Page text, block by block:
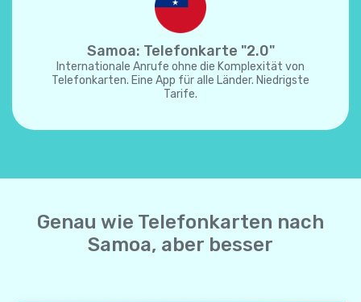
Samoa: Telefonkarte "2.0"
Internationale Anrufe ohne die Komplexität von
Telefonkarten. Eine App für alle Länder. Niedrigste
Tarife.
Genau wie Telefonkarten nach
Samoa, aber besser